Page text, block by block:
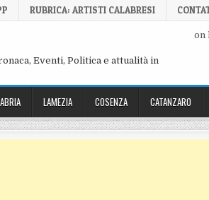
RUBRICA: ARTISTI CALABRESI
Eventi, Politica e attualità in
on
LAMEZIA COSENZA CATANZARO